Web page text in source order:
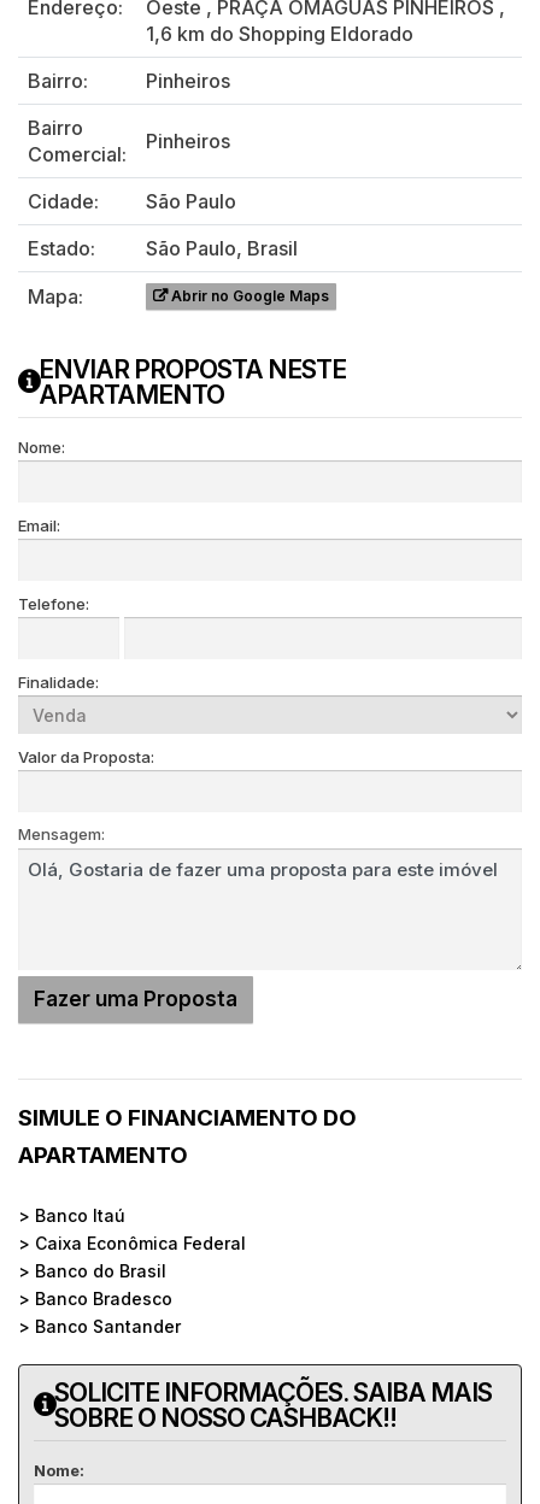
Endereço:
Oeste , PRAÇA OMAGUÁS PINHEIROS ,
1,6 km do Shopping Eldorado
Bairro:
Pinheiros
Bairro
Comercial:
Pinheiros
Cidade:
São Paulo
Estado:
São Paulo, Brasil
Mapa:
Abrir no Google Maps
ENVIAR PROPOSTA NESTE
APARTAMENTO
Nome:
Email:
Telefone:
Finalidade:
Valor da Proposta:
Mensagem:
SIMULE O FINANCIAMENTO DO
APARTAMENTO
> Banco Itaú
> Caixa Econômica Federal
> Banco do Brasil
> Banco Bradesco
> Banco Santander
SOLICITE INFORMAÇÕES. SAIBA MAIS
SOBRE O NOSSO CASHBACK!!
Nome: